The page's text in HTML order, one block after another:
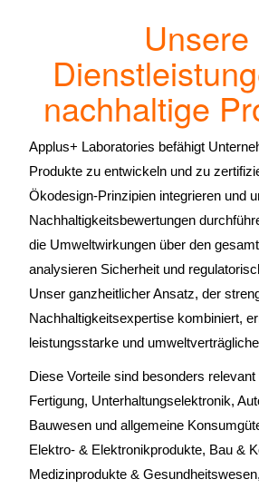
Unsere
nachhaltige
Applus+ Laboratories befähigt
Produkte zu entwickeln und zu
Ökodesign-Prinzipien integrieren und
Nachhaltigkeits­bewertungen
die Umweltwirkungen über den
analysieren Sicherheit und
Unser ganzheitlicher Ansatz, der
Nachhaltigkeitsexpertise kombiniert,
leistungsstarke und
Diese Vorteile sind besonders
Fertigung, Unterhaltungselektronik,
Bauwesen und allgemeine
Elektro- & Elektronik­produkte, Bau &
Medizinprodukte &